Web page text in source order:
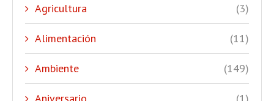
Agricultura (3)
Alimentación (11)
Ambiente (149)